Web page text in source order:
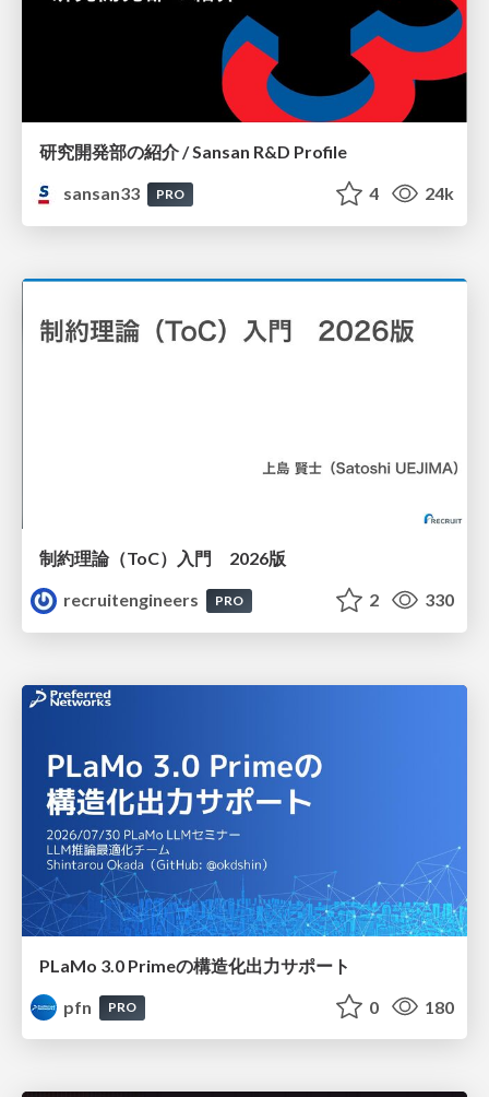
研究開発部の紹介 / Sansan R&D Profile
sansan33
PRO 4 24k
制約理論（ToC）入門 2026版
recruitengineers
PRO 2 330
PLaMo 3.0 Primeの構造化出力サポート
pfn
PRO 0 180